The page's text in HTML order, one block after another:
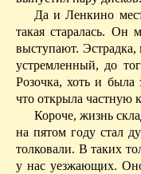
Да и Ленкино
такая старалась. Он
выступают.
устремленный, до
Розочка, хоть и была
что открыла частную
Короче, жизнь
на пятом году стал
толковали. В таких
у нас уезжаю­щих.